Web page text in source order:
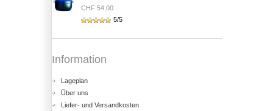
CHF 54,00
5/5
Information
Lageplan
Über uns
Liefer- und Versandkosten